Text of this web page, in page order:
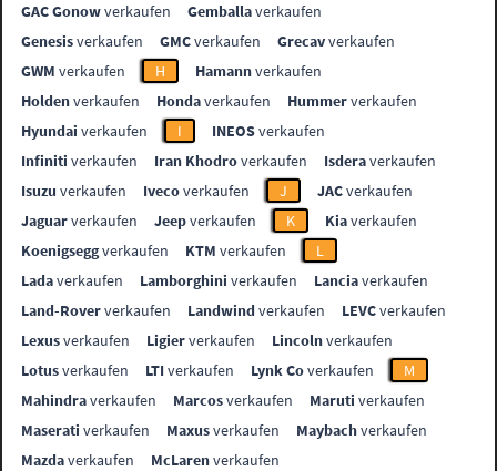
GAC Gonowverkaufen Gemballaverkaufen
Genesisverkaufen GMCverkaufen Grecavverkaufen
GWM verkaufen H Hamannverkaufen
Holdenverkaufen Hondaverkaufen Hummerverkaufen
Hyundai verkaufen I INEOSverkaufen
Infiniti verkaufen Iran Khodroverkaufen Isderaverkaufen
Isuzu verkaufen Ivecoverkaufen J JACverkaufen
Jaguarverkaufen Jeepverkaufen K Kiaverkaufen
Koenigseggverkaufen KTM verkaufen
L
Ladaverkaufen Lamborghini verkaufen Lanciaverkaufen
Land-Roververkaufen Landwindverkaufen LEVCverkaufen
Lexusverkaufen Ligierverkaufen Lincolnverkaufen
Lotusverkaufen LTIverkaufen Lynk Coverkaufen
M
Mahindraverkaufen Marcosverkaufen Maruti verkaufen
Maserati verkaufen Maxusverkaufen Maybachverkaufen
Mazdaverkaufen McLarenverkaufen